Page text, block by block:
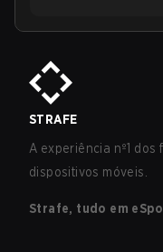
STRAFE
A experiência nº1 dos
dispositivos móveis.
Strafe, tudo em